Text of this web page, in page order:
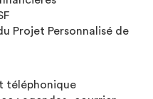
Projet Personnalisé de
téléphonique